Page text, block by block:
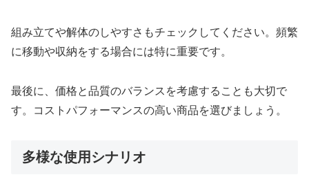
組み立てや解体のしやすさもチェックしてください。頻繁
に移動や収納をする場合には特に重要です。
最後に、価格と品質のバランスを考慮することも大切で
す。コストパフォーマンスの高い商品を選びましょう。
多様な使用シナリオ